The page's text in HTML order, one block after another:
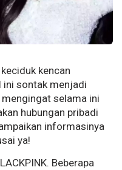
kencan
ini sontak menjadi
selama ini
hubungan pribadi
informasinya
ya!
Beberapa